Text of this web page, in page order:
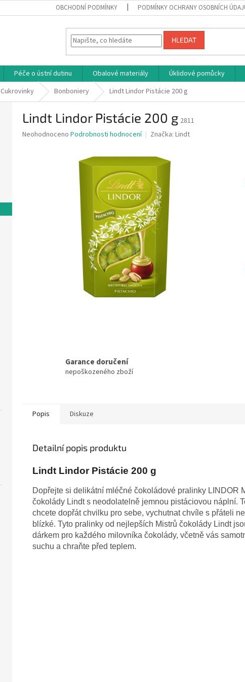
OBCHODNÍ PODMÍNKY PODMÍNKY OCHRANY OSOBNÍCH
HLEDAT
Péče o ústní dutinu Obalové materiály Úklidové pomůcky
Cukrovinky Bonboniery Lindt Lindor Pistácie 200 g
Lindt Lindor Pistácie 200 g 2811
Průměrné
Neohodnoceno Podrobnosti hodnocení Značka: Lindt
Garance doručení
nepoškozeného zboží
Popis Diskuze
Detailní popis produktu
Lindt Lindor Pistácie 200 g
Dopřejte si delikátní mléčné čokoládové pralinky LINDOR
čokolády Lindt s neodolatelně jemnou pistáciovou náplní.
chcete dopřát chvilku pro sebe, vychutnat chvíle s přáteli
blízké. Tyto pralinky od nejlepších Mistrů čokolády Lindt
dárkem pro každého milovníka čokolády, včetně vás
suchu a chraňte před teplem.